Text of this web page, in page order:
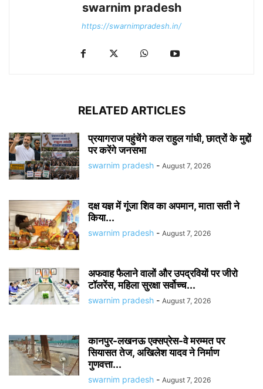
swarnim pradesh
https://swarnimpradesh.in/
RELATED ARTICLES
प्रयागराज पहुंचेंगे कल राहुल गांधी, छात्रों के मुद्दों
पर करेंगे जनसभा
swarnim pradesh - August 7, 2026
दक्ष यज्ञ में गूंजा शिव का अपमान, माता सती ने
किया...
swarnim pradesh - August 7, 2026
अफवाह फैलाने वालों और उपद्रवियों पर जीरो
टॉलरेंस, महिला सुरक्षा सर्वोच्च...
swarnim pradesh - August 7, 2026
कानपुर-लखनऊ एक्सप्रेस-वे मरम्मत पर
सियासत तेज, अखिलेश यादव ने निर्माण
गुणवत्ता...
swarnim pradesh - August 7, 2026